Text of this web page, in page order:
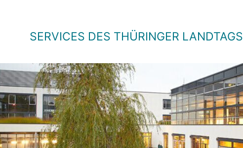
SERVICES DES THÜRINGER LANDTAGS